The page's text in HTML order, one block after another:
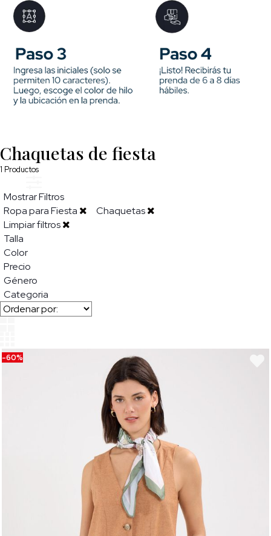
Chaquetas de fiesta
1 Productos
Mostrar Filtros
Ropa para Fiesta
Chaquetas
Limpiar filtros
Talla
Color
Precio
Género
Categoria
-60%